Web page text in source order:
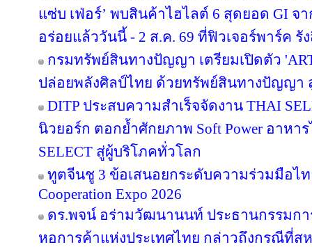
แซ่บ เฟ่อร์’ พบสินค้าไฮไลต์ 6 สุดยอด GI จ
อร่อยแล้ววันนี้ - 2 ส.ค. 69 ที่ฟิวเจอร์พาร์ค รั
กรมทรัพย์สินทางปัญญา เตรียมเปิดตัว
ปล่อยพลังศิลป์ไทย ด้วยทรัพย์สินทางปัญญา
DITP ประสบความสำเร็จจัดงาน THAI
นิวยอร์ก ตอกย้ำศักยภาพ Soft Power อาหา
SELECT สู่ผู้บริโภคทั่วโลก
ทูตจีนชู 3 ข้อเสนอยกระดับความร่วมมือไท
Cooperation Expo 2026
ดร.พจน์ อร่ามวัฒนานนท์ ประธานกรรมก
หอการค้าแห่งประเทศไทย กล่าวถึงกรณีที่ส